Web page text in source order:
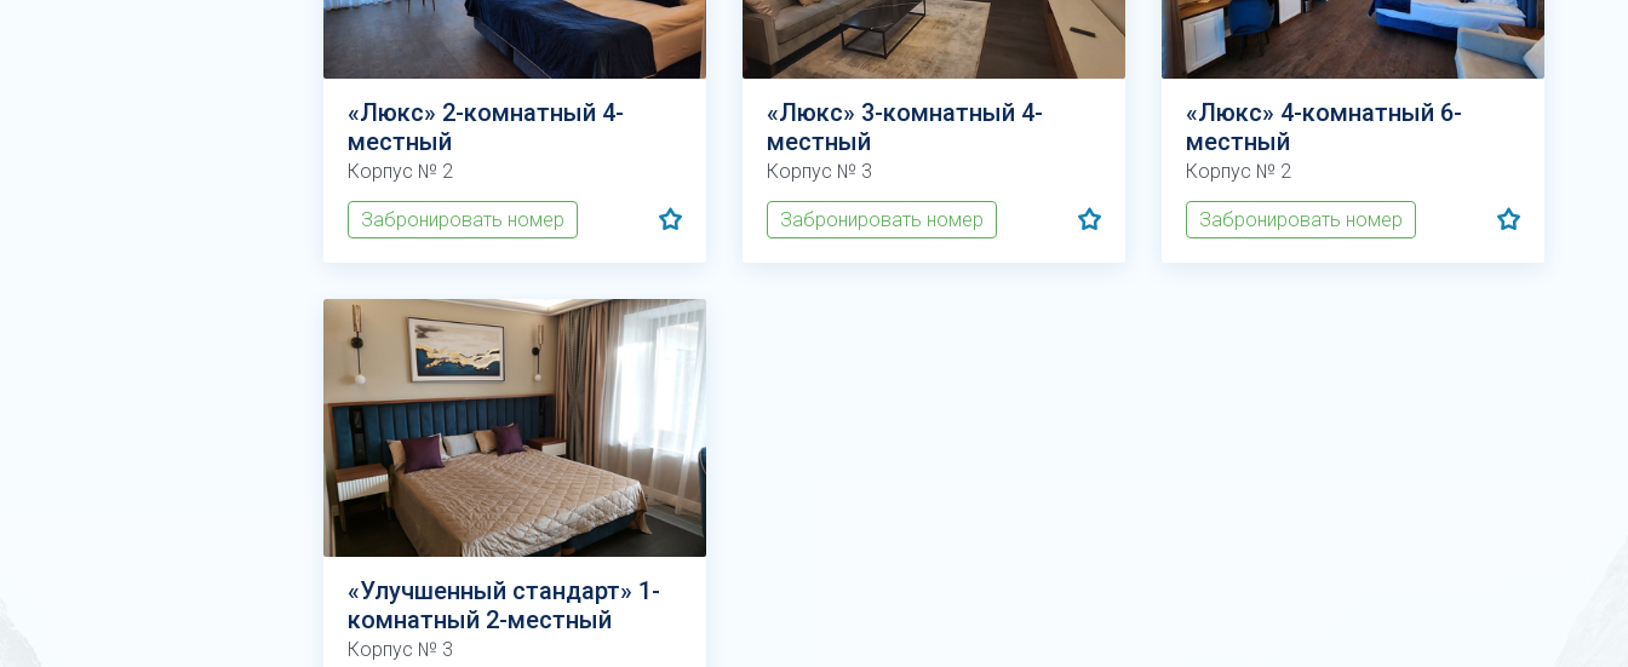
«Люкс» 2-комнатный 4-
местный
Корпус № 2
Забронировать номер
«Люкс» 3-комнатный 4-
местный
Корпус № 3
Забронировать номер
«Люкс» 4-комнатный 6-
местный
Корпус № 2
Забронировать номер
«Улучшенный стандарт» 1-
комнатный 2-местный
Корпус № 3